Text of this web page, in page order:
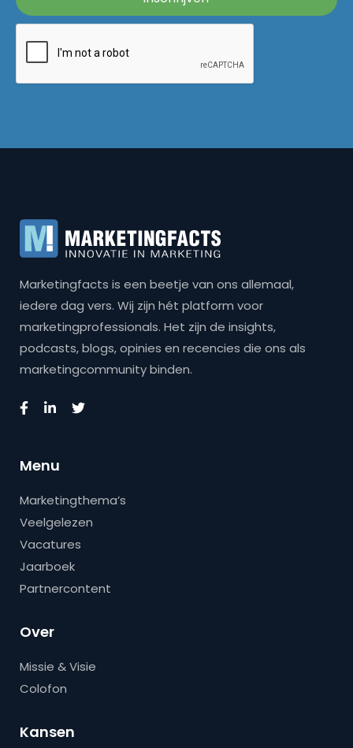
Marketingfacts is een beetje van ons allemaal,
iedere dag vers. Wij zijn hét platform voor
marketingprofessionals. Het zijn de insights,
podcasts, blogs, opinies en recencies die ons als
marketingcommunity binden.
Menu
Marketingthema’s
Veelgelezen
Vacatures
Jaarboek
Partnercontent
Over
Missie & Visie
Colofon
Kansen